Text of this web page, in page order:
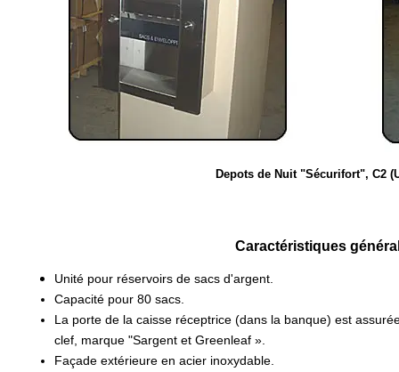
Caractéristiques
Unité pour réservoirs de sacs d'argent.
Capacité pour 80 sacs.
La porte de la caisse réceptrice (dans la banque) est
clef, marque "Sargent et Greenleaf ».
Façade extérieure en acier inoxydable.
Depots de Nuit "Sécurifort", C2